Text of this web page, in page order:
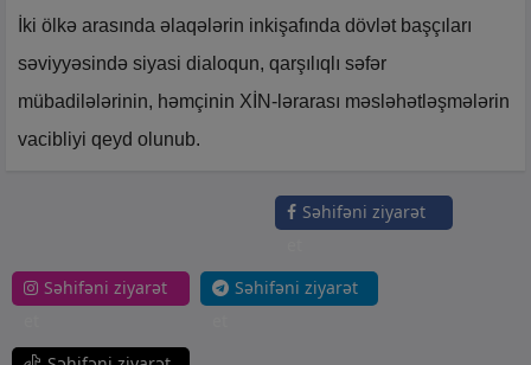
İki ölkə arasında əlaqələrin inkişafında dövlət başçıları
səviyyəsində siyasi dialoqun, qarşılıqlı səfər
mübadilələrinin, həmçinin XİN-lərarası məsləhətləşmələrin
vacibliyi qeyd olunub.
Səhifəni ziyarət
Səhifəni ziyarət
Səhifəni ziyarət